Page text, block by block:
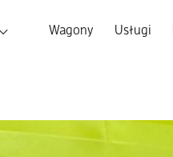
Wagony Usługi